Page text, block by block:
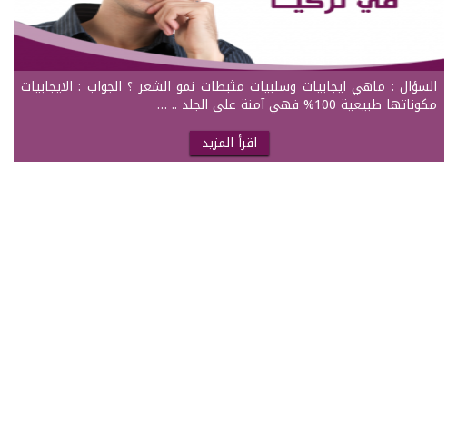
السؤال : ماهي ايجابيات وسلبيات مثبطات نمو الشعر ؟ الجواب : الايجابيات
مكوناتها طبيعية 100% فهي آمنة على الجلد .. …
اقرأ المزيد